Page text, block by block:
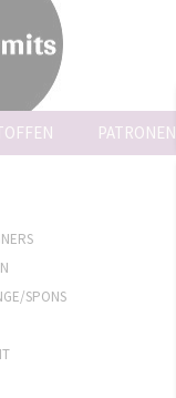
PATRONEN
SPONS